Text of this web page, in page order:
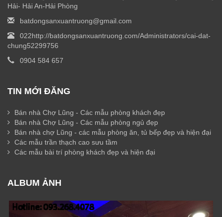
Hải- Hải An-Hải Phòng
batdongsanxuantruong@gmail.com
022http://batdongsanxuantruong.com/Administrators/cai-dat-
chung52299756
0904 584 657
TIN MỚI ĐĂNG
Bán nhà Chợ Lũng - Các mẫu phòng khách đẹp
Bán nhà Chợ Lũng - Các mẫu phòng ngủ đẹp
Bán nhà chợ Lũng - các mẫu phòng ăn, tủ bếp đẹp và hiện đại
Các mẫu trần thạch cao sưu tầm
Các mẫu bài trí phòng khách đẹp và hiện đại
ALBUM ẢNH